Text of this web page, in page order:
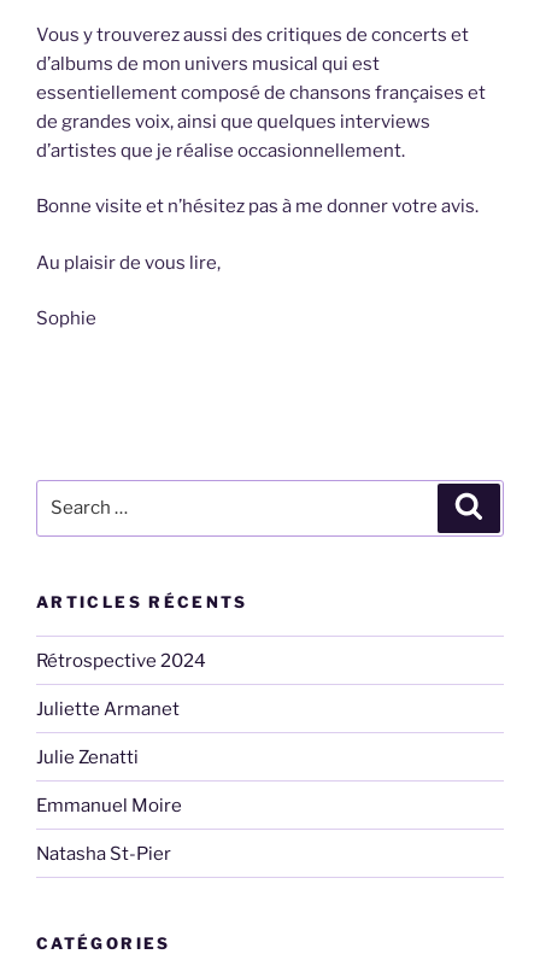
Vous y trouverez aussi des critiques de concerts et
d’albums de mon univers musical qui est
essentiellement composé de chansons françaises et
de grandes voix, ainsi que quelques interviews
d’artistes que je réalise occasionnellement.
Bonne visite et n’hésitez pas à me donner votre avis.
Au plaisir de vous lire,
Sophie
ARTICLES RÉCENTS
Rétrospective 2024
Juliette Armanet
Julie Zenatti
Emmanuel Moire
Natasha St-Pier
CATÉGORIES